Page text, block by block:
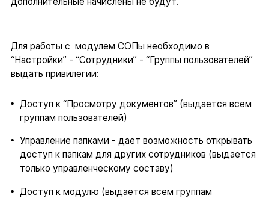
Для работы с модулем СОПы необходимо в
“Настройки” - “Сотрудники” - “Группы пользователей”
выдать привилегии:
Доступ к “Просмотру документов” (выдается всем
группам пользователей)
Управление папками - дает возможность открывать
доступ к папкам для других сотрудников (выдается
только управленческому составу)
Доступ к модулю (выдается всем группам